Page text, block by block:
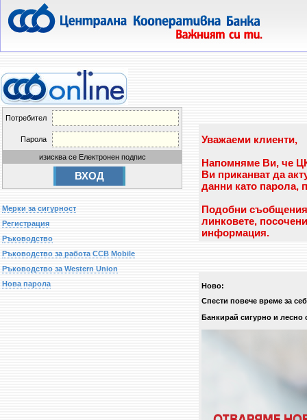
Потребител
Парола
изисква се Електронен подпис
Мерки за сигурност
Регистрация
Ръководство
Ръководство за работа CCB Mobile
Ръководство за Western Union
Нова парола
Уважаеми клиенти,
Напомняме Ви, че
Ви приканват да
данни като парола,
Подобни
линковете,
информация.
Ново:
Спести повече време за
Банкирай сигурно и